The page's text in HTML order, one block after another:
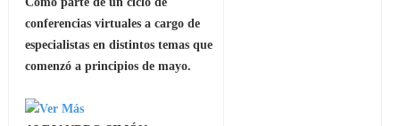
conferencias virtuales a cargo de
especialistas en distintos temas que
comenzó a principios de mayo.